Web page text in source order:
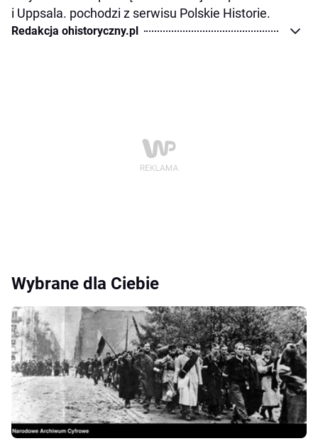
i Uppsala. pochodzi z serwisu Polskie Historie.
Redakcja ohistoryczny.pl
Wybrane dla Ciebie